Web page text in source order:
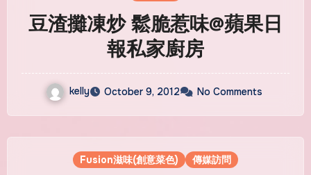
豆渣攤凍炒 鬆脆惹味@蘋果日
報私家廚房
kelly October 9, 2012 No Comments
Fusion滋味(創意菜色) 傳媒訪問